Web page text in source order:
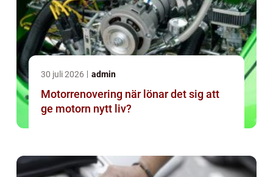
30 juli 2026 admin
Motorrenovering när lönar det sig att
ge motorn nytt liv?